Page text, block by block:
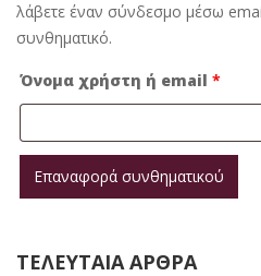
λάβετε έναν σύνδεσμο μέσω
συνθηματικό.
Όνομα χρήστη ή email *
Επαναφορά συνθηματικού
ΤΕΛΕΥΤΑΙΑ ΑΡΘΡΑ